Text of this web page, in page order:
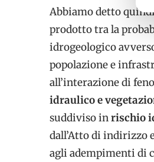
Abbiamo detto
prodotto tra la
idrogeologico
popolazione e
all’interazione di
idraulico e
suddiviso inrischio
dall’Atto di indirizzo
agli adempimenti di